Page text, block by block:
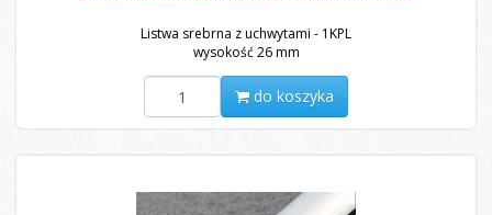
Listwa srebrna z uchwytami - 1KPL
wysokość 26 mm
do koszyka